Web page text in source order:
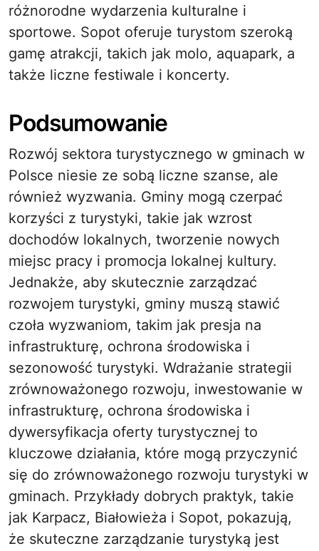
różnorodne wydarzenia kulturalne i
sportowe. Sopot oferuje turystom szeroką
gamę atrakcji, takich jak molo, aquapark, a
także liczne festiwale i koncerty.
Podsumowanie
Rozwój sektora turystycznego w gminach w
Polsce niesie ze sobą liczne szanse, ale
również wyzwania. Gminy mogą czerpać
korzyści z turystyki, takie jak wzrost
dochodów lokalnych, tworzenie nowych
miejsc pracy i promocja lokalnej kultury.
Jednakże, aby skutecznie zarządzać
rozwojem turystyki, gminy muszą stawić
czoła wyzwaniom, takim jak presja na
infrastrukturę, ochrona środowiska i
sezonowość turystyki. Wdrażanie strategii
zrównoważonego rozwoju, inwestowanie w
infrastrukturę, ochrona środowiska i
dywersyfikacja oferty turystycznej to
kluczowe działania, które mogą przyczynić
się do zrównoważonego rozwoju turystyki w
gminach. Przykłady dobrych praktyk, takie
jak Karpacz, Białowieża i Sopot, pokazują,
że skuteczne zarządzanie turystyką jest